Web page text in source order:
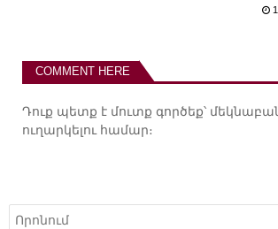
COMMENT HERE
Դուք պետք է մուտք գործեք՝
ուղարկելու համար։
Որոնել